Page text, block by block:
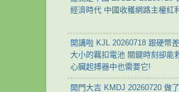
經濟時代 中國收穫網路主權紅利
開講啦 KJL 20260718 跟硬幣
大小的羈扣電池 關鍵時刻卻能
心臟起搏器中也需要它!
開門大吉 KMDJ 20260720 做